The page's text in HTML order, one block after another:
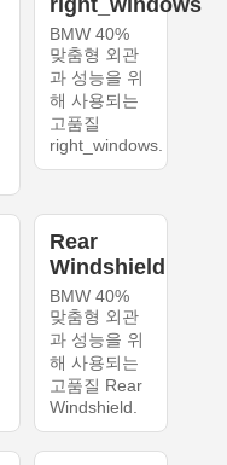
right_windows
BMW 40%
맞춤형 외관
과 성능을 위
해 사용되는
고품질
right_windows.
Rear
Windshield
BMW 40%
맞춤형 외관
과 성능을 위
해 사용되는
고품질 Rear
Windshield.